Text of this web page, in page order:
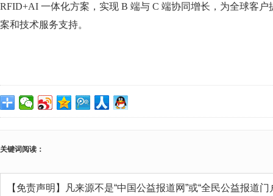
RFID+AI 一体化方案，实现 B 端与 C 端协同增长，为全球客
案和技术服务支持。
关键词阅读：
【免责声明】凡来源不是“中国公益报道网”或“全民公益报道